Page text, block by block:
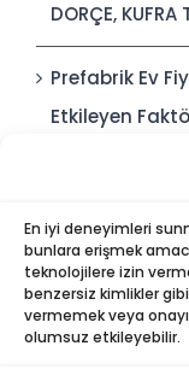
En iyi deneyimleri
bunlara erişmek
teknolojilere izin
benzersiz kimlikler
vermemek veya
olumsuz etkileyebilir.
DORÇE, KUFRA
Prefabrik Ev
Etkileyen
Polis
Edilebilir